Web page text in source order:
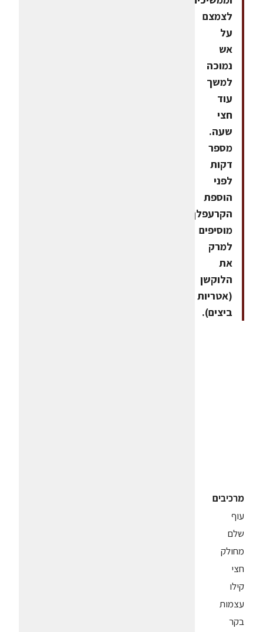
לצמצם
על
אש
נמוכה
למשך
עוד
חצי
שעה.
מספר
דקות
לפני
הוספת
הקרעפלך
מוסיפים
למרק
את
הלוקשן
(אטריות
ביצים).
מרכיבים
עוף
שלם
מחולק
חצי
קילו
עצמות
בקר